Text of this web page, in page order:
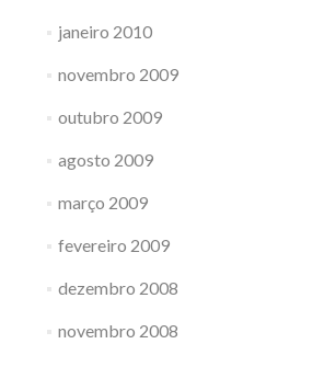
janeiro 2010
novembro 2009
outubro 2009
agosto 2009
março 2009
fevereiro 2009
dezembro 2008
novembro 2008